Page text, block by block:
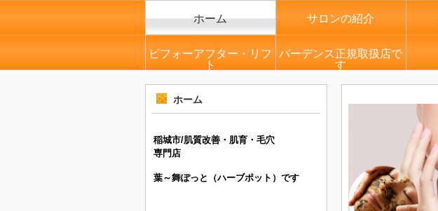
ホーム サロンの紹介
ビフォーアフター・リフ
ト
バーデンス正規取扱店で
す
ホーム
稲城市/肌質改善・肌育・毛穴
専門店
葉～舞ぽっと（ハーブポット）です